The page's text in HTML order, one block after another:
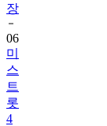
장
06
미
스
트
롯
4